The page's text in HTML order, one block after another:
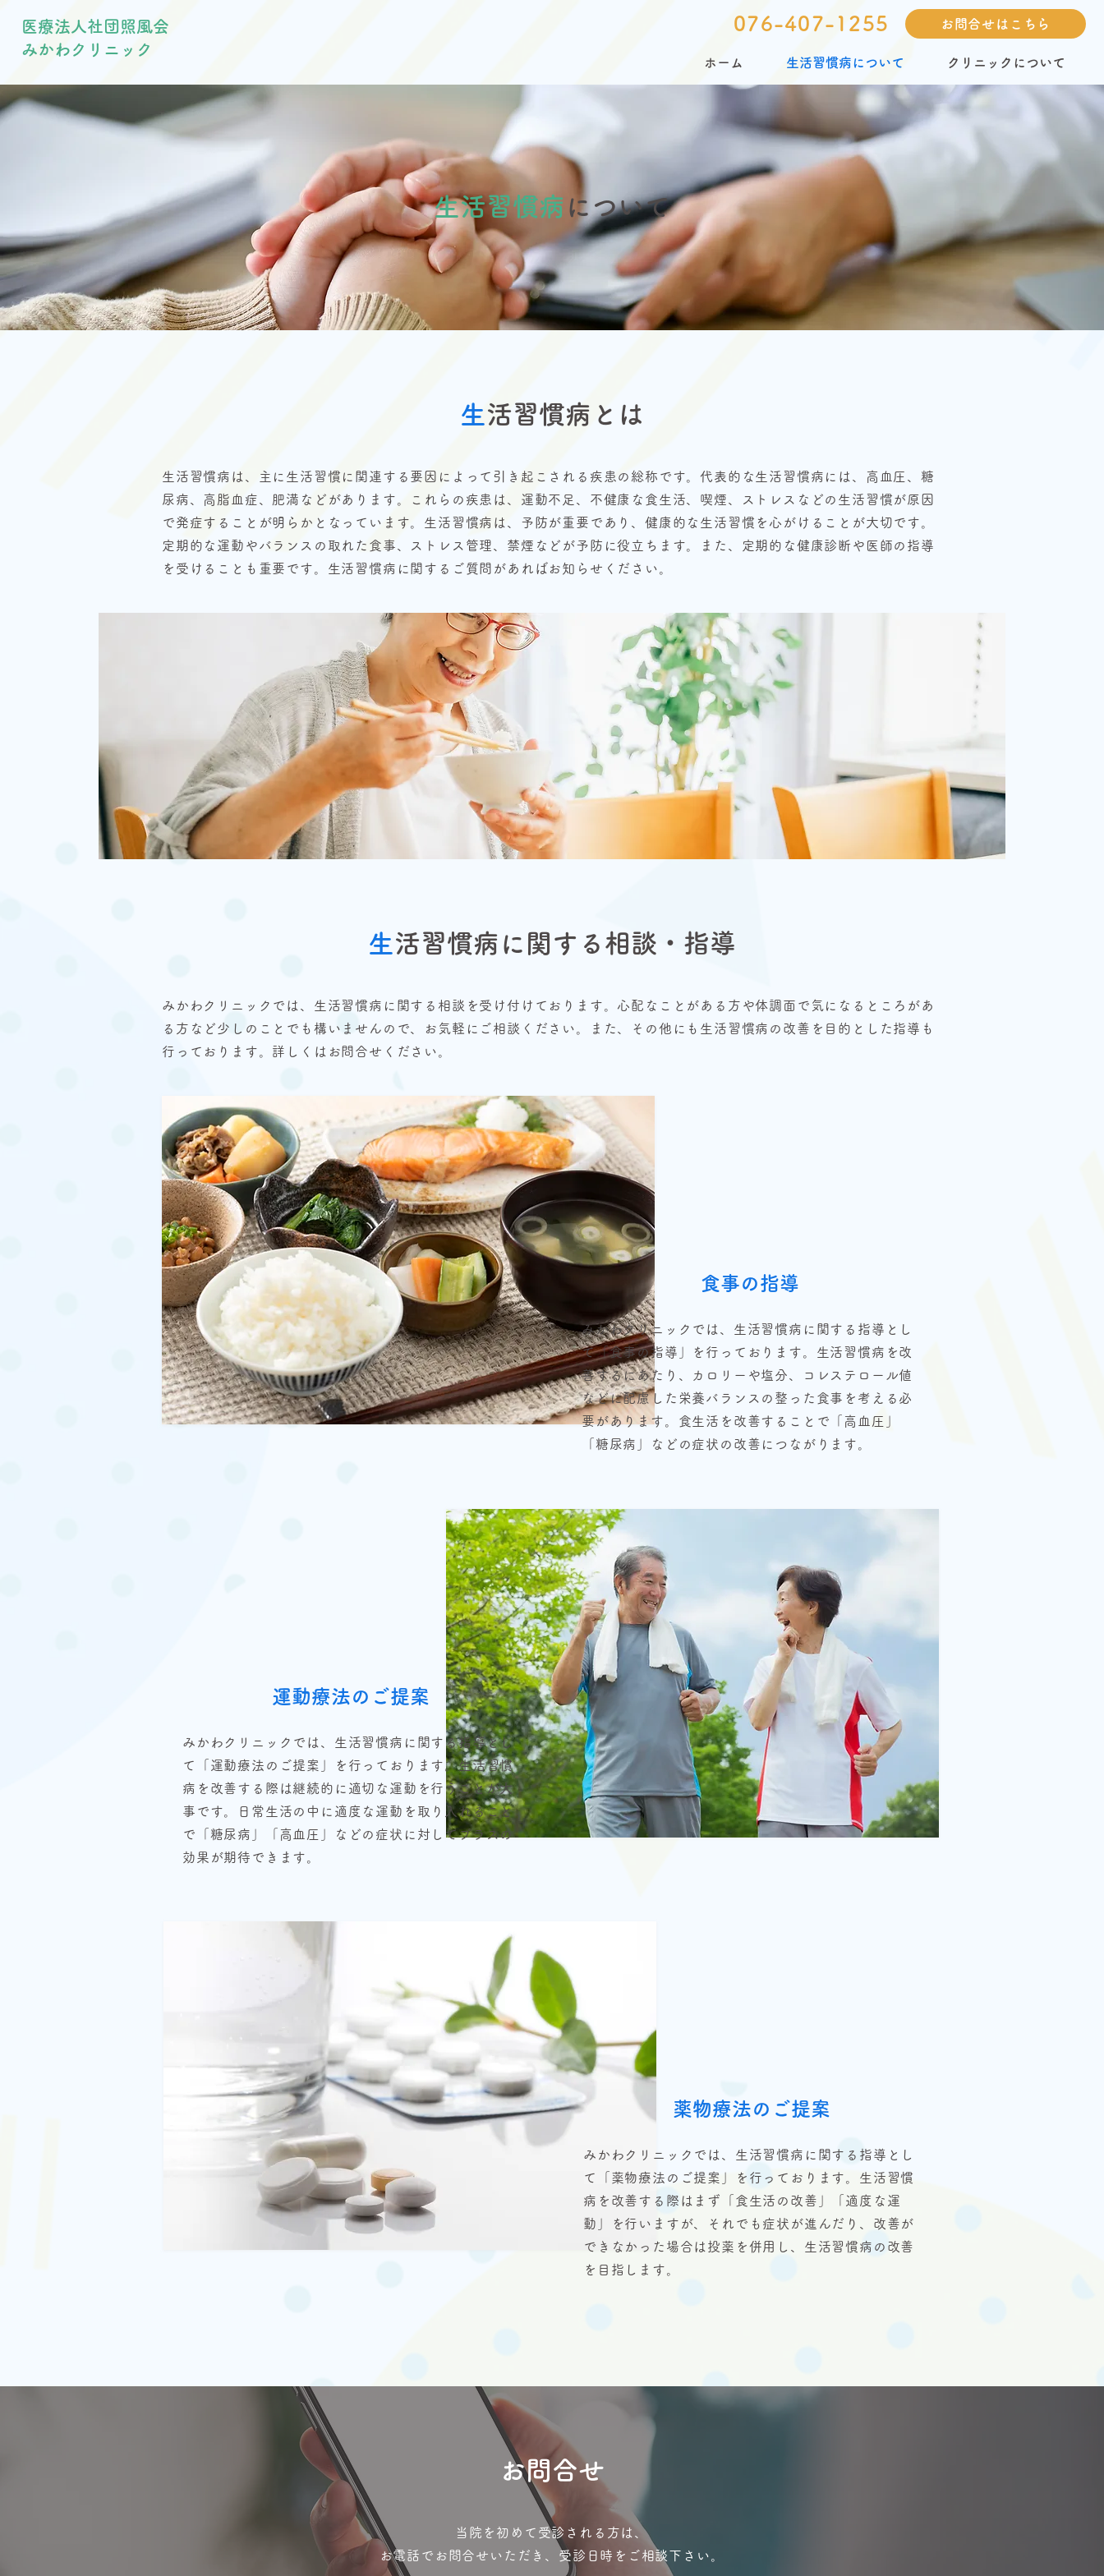
医療法人社団照風会
みかわクリニック
076-407-1255 お問合せはこちら
ホーム 生活習慣病について クリニックについて
生活習慣病 について
生活習慣病とは
生活習慣病は、主に生活習慣に関連する要因によって引き起こされる疾患の総称です。代表的な生活習慣病には、高血圧、糖
尿病、高脂血症、肥満などがあります。これらの疾患は、運動不足、不健康な食生活、喫煙、ストレスなどの生活習慣が原因
で発症することが明らかとなっています。生活習慣病は、予防が重要であり、健康的な生活習慣を心がけることが大切です。
定期的な運動やバランスの取れた食事、ストレス管理、禁煙などが予防に役立ちます。また、定期的な健康診断や医師の指導
を受けることも重要です。生活習慣病に関するご質問があればお知らせください。
生活習慣病に関する相談・指導
みかわクリニックでは、生活習慣病に関する相談を受け付けております。心配なことがある方や体調面で気になるところがあ
る方など少しのことでも構いませんので、お気軽にご相談ください。​また、その他にも生活習慣病の改善を目的とした指導も
行っております。詳しくはお問合せください。
食事の指導
みかわクリニックでは、生活習慣病に関する指導とし
て「食事の指導」を行っております。生活習慣病を改
善するにあたり、カロリーや塩分、コレステロール値
などに配慮した栄養バランスの整った食事を考える必
要があります。食生活を改善することで「高血圧」
「糖尿病」などの症状の改善につながります。
運動療法のご提案
みかわクリニックでは、生活習慣病に関する指導とし
て「運動療法のご提案」を行っております。生活習慣
病を改善する際は継続的に適切な運動を行うことが大
事です。日常生活の中に適度な運動を取り入れること
で「糖尿病」「高血圧」などの症状に対してプラスの
効果が期待できます。
薬物療法のご提案
みかわクリニックでは、生活習慣病に関する指導とし
て「薬物療法のご提案」を行っております。生活習慣
病を改善する際はまず「食生活の改善」「適度な運
動」を行いますが、それでも症状が進んだり、改善が
できなかった場合は投薬を併用し、生活習慣病の改善
を目指します。
お問合せ
当院を初めて受診される方は、
お電話でお問合せいただき、受診日時をご相談下さい。